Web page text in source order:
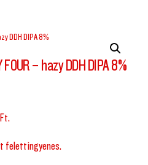
– hazy DDH DIPA 8%
felett ingyenes.